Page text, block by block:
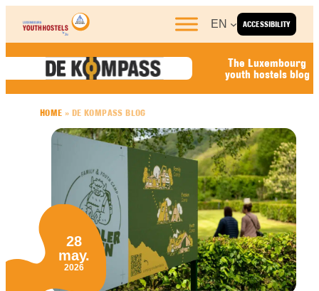
Skip to content
ACCESSIBILITY
EN
The Luxembourg
youth hostels blog
HOME » DE KOMPASS BLOG
28
may.
2026